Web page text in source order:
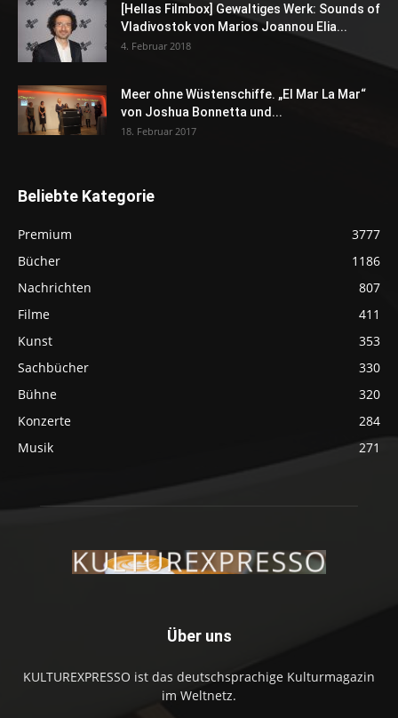
[Hellas Filmbox] Gewaltiges Werk: Sounds of
Vladivostok von Marios Joannou Elia...
4. Februar 2018
Meer ohne Wüstenschiffe. „El Mar La Mar“
von Joshua Bonnetta und...
18. Februar 2017
Beliebte Kategorie
Premium
3777
Bücher
1186
Nachrichten
807
Filme
411
Kunst
353
Sachbücher
330
Bühne
320
Konzerte
284
Musik
271
Über uns
KULTUREXPRESSO ist das deutschsprachige Kulturmagazin
im Weltnetz.